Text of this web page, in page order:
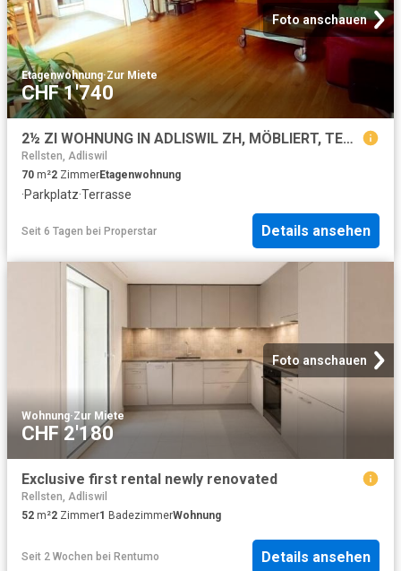
Foto anschauen
Etagenwohnung·Zur Miete
CHF 1'740
2½ ZI WOHNUNG IN ADLISWIL ZH, MÖBLIERT, TEMPORÄR
Rellsten, Adliswil
70 m²2 ZimmerEtagenwohnung
·Parkplatz·Terrasse
Seit 6 Tagen bei Properstar Details ansehen
Foto anschauen
Wohnung·Zur Miete
CHF 2'180
Exclusive first rental newly renovated
Rellsten, Adliswil
52 m²2 Zimmer1 BadezimmerWohnung
Seit 2 Wochen bei Rentumo Details ansehen